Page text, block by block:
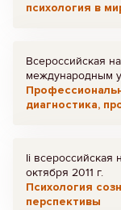
психология в
Всероссийская
международным
диагностика,
Ii всероссийская
октября 2011 г.
Психология
перспективы